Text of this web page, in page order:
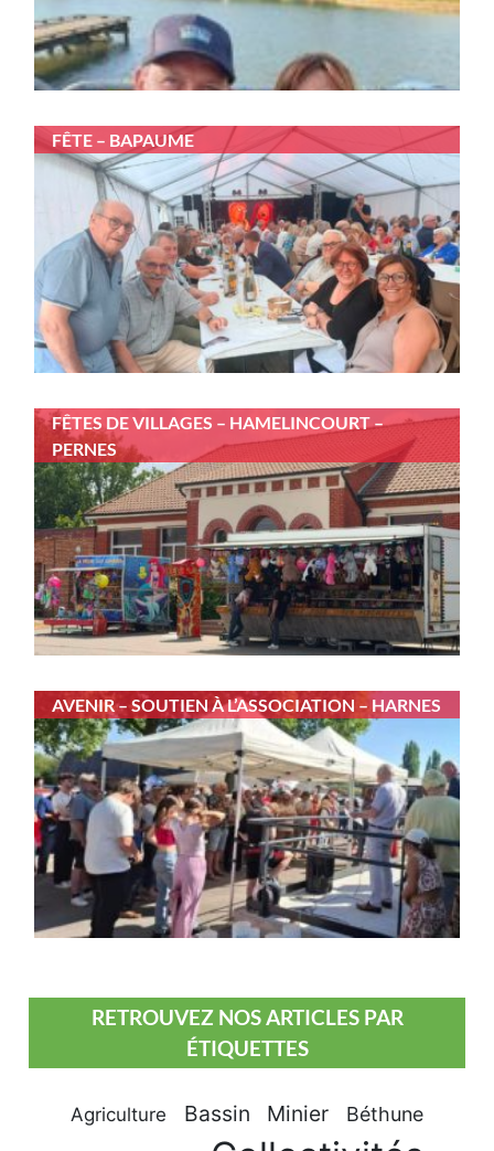
FÊTE – BAPAUME
FÊTES DE VILLAGES – HAMELINCOURT –
PERNES
AVENIR – SOUTIEN À L’ASSOCIATION – HARNES
RETROUVEZ NOS ARTICLES PAR
ÉTIQUETTES
Agriculture Bassin Minier Béthune